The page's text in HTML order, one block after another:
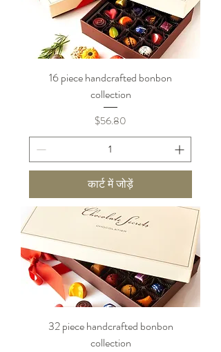
16 piece handcrafted bonbon
collection
मूल्य
$56.80
कार्ट में जोड़ें
32 piece handcrafted bonbon
collection